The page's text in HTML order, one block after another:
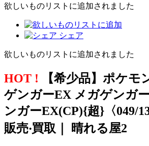
欲しいものリストに追加されました
シェア
欲しいものリストに追加されました
HOT ! 【希少品】ポケ
ゲンガーEX メガゲンガ
ンガーEX(CP){超}〈049/
販売‧買取｜ 晴れる屋2